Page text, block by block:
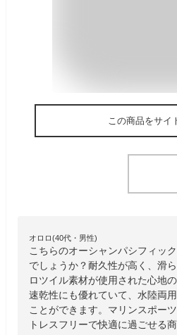
この商品をサイ
オロロ(40代・男性)
こちらのオーシャンパシフィッ
でしょうか？耐久性が高く、滑
ロツイル素材が使用された心地
速乾性にも優れていて、水陸両
ことができます。マリンスポー
トレスフリーで快適に過ごせる